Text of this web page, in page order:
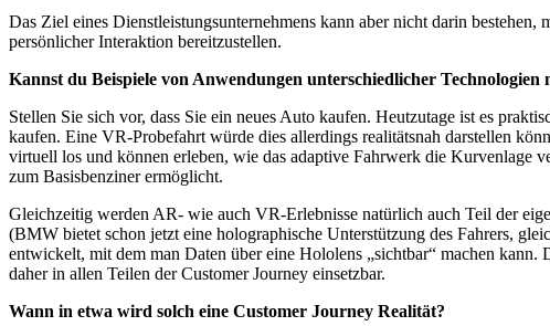
Das Ziel eines Dienstleistungsunternehmens kann aber nicht darin
persönlicher Interaktion bereitzustellen.
Kannst du Beispiele von Anwendungen unterschiedlicher
Stellen Sie sich vor, dass Sie ein neues Auto kaufen. Heutzutage ist es
kaufen. Eine VR-Probefahrt würde dies allerdings realitätsnah darstellen
virtuell los und können erleben, wie das adaptive Fahrwerk die Kurvenlage
zum Basisbenziner ermöglicht.
Gleichzeitig werden AR- wie auch VR-Erlebnisse natürlich auch Teil der
(BMW bietet schon jetzt eine holographische Unterstützung des Fahrers,
entwickelt, mit dem man Daten über eine Hololens „sichtbar“ machen
daher in allen Teilen der Customer Journey einsetzbar.
Wann in etwa wird solch eine Customer Journey Realität?